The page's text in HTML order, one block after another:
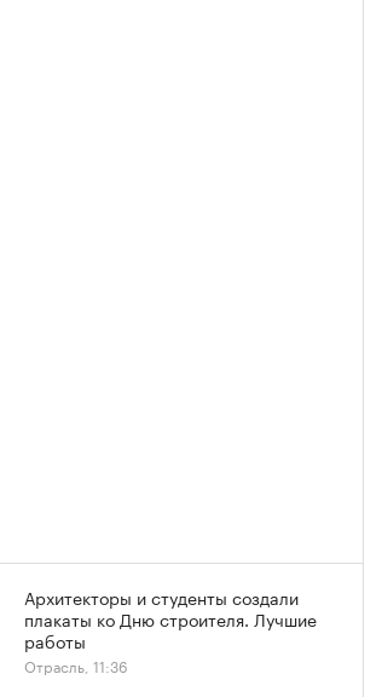
Архитекторы и студенты создали
плакаты ко Дню строителя. Лучшие
работы
Отрасль, 11:36